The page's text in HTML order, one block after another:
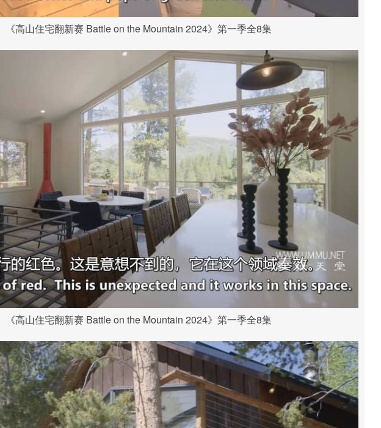
《高山住宅翻新赛 Battle on the Mountain 2024》第一季全8集
《高山住宅翻新赛 Battle on the Mountain 2024》第一季全8集